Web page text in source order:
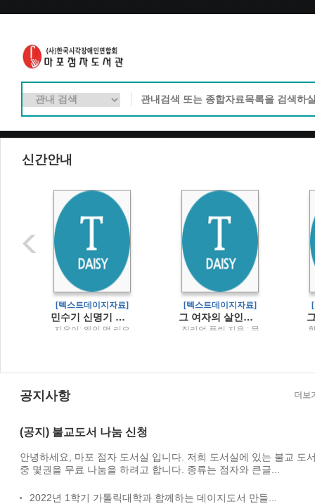
신간안내
[텍스트데이지자료]
민수기 신명기 광야를 통해 이스라엘 민족을 인도하시는 하나님, 약속의 땅에 들어가도록 이스라엘 백성을 준비시키는 모세
지은이: 웨인 맥 리오
[텍스트데이지자료]
그 여자의 살인법질리언 플린 소설
질리언 플린 지음 ; 문
공지사항
(공지) 불교도서 나눔 신청
안녕하세요, 마포 점자 도서실 입니다. 저희 도서실에 있는 불교 도
중 몇권을 무료 나눔을 하려고 합니다. 종류는 점자와 큰글...
2022년 1학기 가톨릭대학과 함께하는 데이지도서 만들...
더보